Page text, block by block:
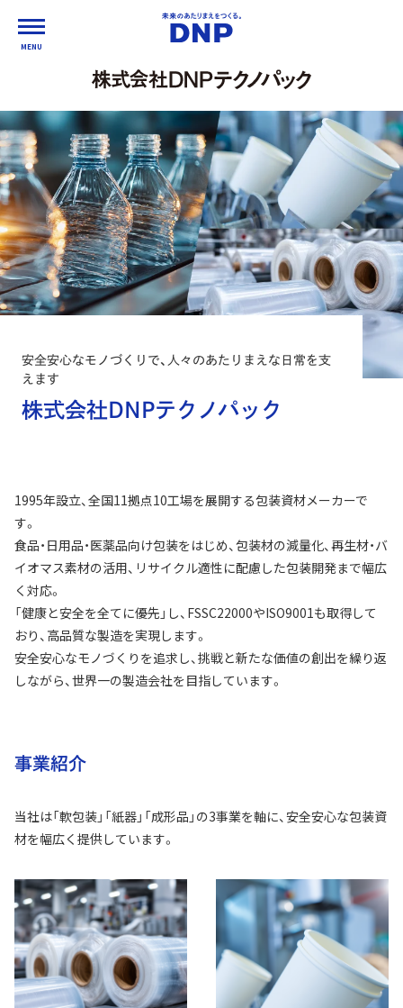
MENU
安全安心なモノづくりで、人々のあたりまえな日常を支
えます
株式会社DNPテクノパック
1995年設立、全国11拠点10工場を展開する包装資材メーカーで
す。
食品・日用品・医薬品向け包装をはじめ、包装材の減量化、再生材・バ
イオマス素材の活用、リサイクル適性に配慮した包装開発まで幅広
く対応。
「健康と安全を全てに優先」し、FSSC22000やISO9001も取得して
おり、高品質な製造を実現します。
安全安心なモノづくりを追求し、挑戦と新たな価値の創出を繰り返
しながら、世界一の製造会社を目指しています。
事業紹介
当社は「軟包装」「紙器」「成形品」の3事業を軸に、安全安心な包装資
材を幅広く提供しています。